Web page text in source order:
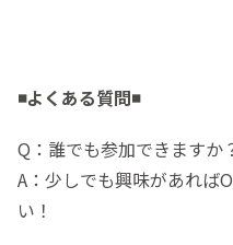
◾️よくある質問◾️
Q：誰でも参加できますか
A：少しでも興味があれば
い！